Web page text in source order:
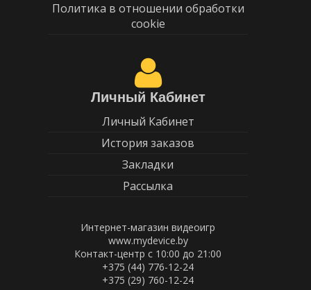
Политика в отношении обработки
cookie
Личный Кабинет
Личный Кабинет
История заказов
Закладки
Рассылка
Интернет-магазин видеоигр
www.mydevice.by
Контакт-центр с 10:00 до 21:00
+375 (44) 776-12-24
+375 (29) 760-12-24